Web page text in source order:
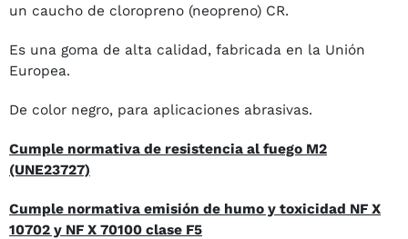
un caucho de cloropreno (neopreno) CR.
Es una goma de alta calidad, fabricada en la Unión
Europea.
De color negro, para aplicaciones abrasivas.
Cumple normativa de resistencia al fuego M2
(UNE23727)
Cumple normativa emisión de humo y toxicidad NF X
10702 y NF X 70100 clase F5